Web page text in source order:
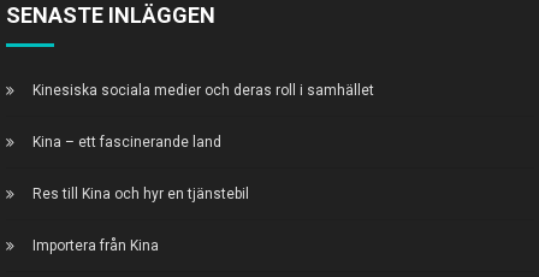
SENASTE INLÄGGEN
Kinesiska sociala medier och deras roll i samhället
Kina – ett fascinerande land
Res till Kina och hyr en tjänstebil
Importera från Kina